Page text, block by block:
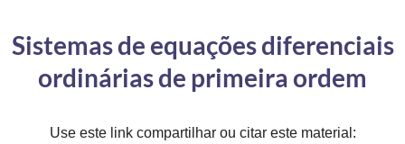
Controladoria-Geral da União
Ministério da Mulher, da Família e dos Direitos Humanos
Secretaria-Geral
Sistemas de equações diferenciais
ordinárias de primeira ordem
Use este link compartilhar ou citar este material: